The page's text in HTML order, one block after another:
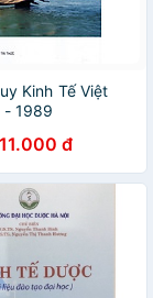
Kinh Tế Việt
- 1989
đ